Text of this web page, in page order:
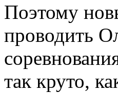
Поэтому
проводить
так круто,